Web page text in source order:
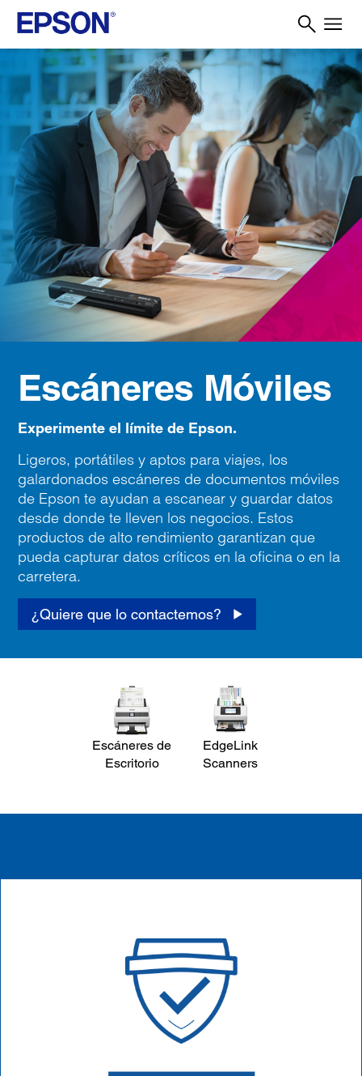
Escáneres Móviles
Experimente el límite de Epson.
Ligeros, portátiles y aptos para viajes, los
galardonados escáneres de documentos móviles
de Epson te ayudan a escanear y guardar datos
desde donde te lleven los negocios. Estos
productos de alto rendimiento garantizan que
pueda capturar datos críticos en la oficina o en la
carretera.
¿Quiere que lo contactemos?
Escáneres de
Escritorio
EdgeLink
Scanners